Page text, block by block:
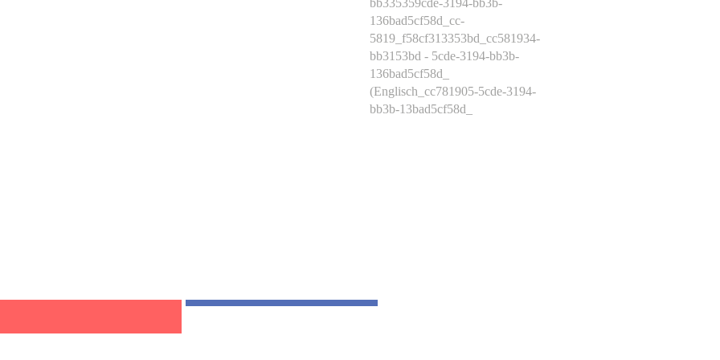
bb335359cde-3194-bb3b-
136bad5cf58d_cc-
5819_f58cf313353bd_cc581934-
bb3153bd - 5cde-3194-bb3b-
136bad5cf58d_
(Englisch_cc781905-5cde-3194-
bb3b-13bad5cf58d_